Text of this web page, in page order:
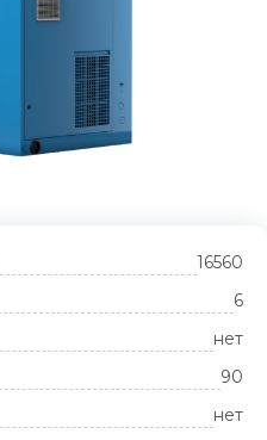
16560
6
нет
90
нет